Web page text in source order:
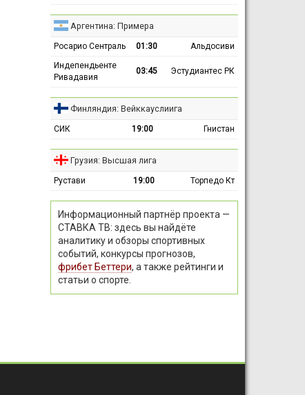
Аргентина: Примера
Росарио Сентраль 01:30
Альдосиви
Индепендьенте
Ривадавия
03:45 Эстудиантес РК
Финляндия: Вейккауслиига
СИК 19:00 Гнистан
Грузия: Высшая лига
Рустави 19:00 Торпедо Кт
Информационный партнёр проекта —
СТАВКА ТВ: здесь вы найдёте
аналитику и обзоры спортивных
событий, конкурсы прогнозов,
фрибет Беттери, а также рейтинги и
статьи о спорте.